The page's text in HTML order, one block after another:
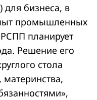
бизнеса, в
промышленных
планирует
Решение его
стола